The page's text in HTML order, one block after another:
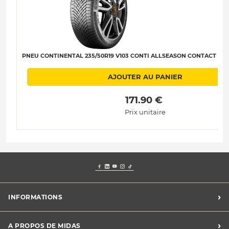
PNEU CONTINENTAL 235/50R19 V103 CONTI ALLSEASON CONTACT 2
AJOUTER AU PANIER
171.90 €
Prix unitaire
INFORMATIONS ›
A PROPOS DE MIDAS ›